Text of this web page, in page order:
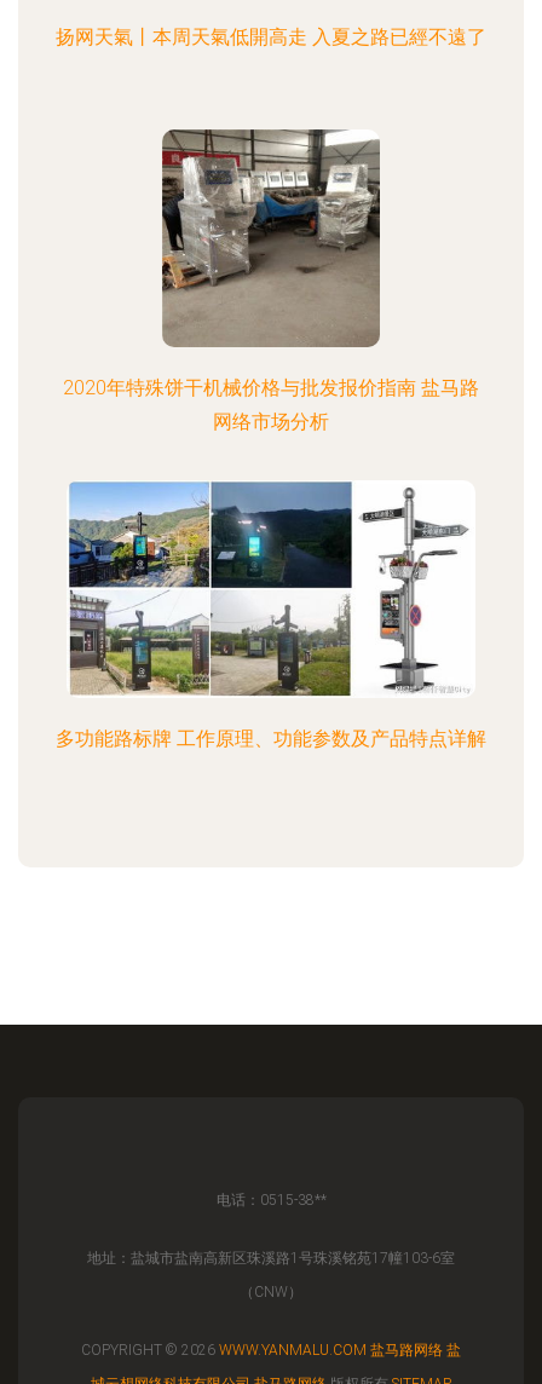
扬网天氣丨本周天氣低開高走 入夏之路已經不遠了
2020年特殊饼干机械价格与批发报价指南 盐马路
网络市场分析
多功能路标牌 工作原理、功能参数及产品特点详解
电话：0515-38**
地址：盐城市盐南高新区珠溪路1号珠溪铭苑17幢103-6室
（CNW）
COPYRIGHT © 2026 WWW.YANMALU.COM 盐马路网络 盐